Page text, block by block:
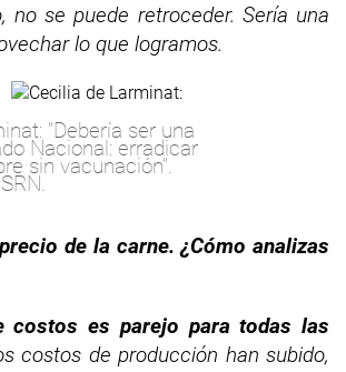
no se puede retroceder. Sería una
lo que logramos.
"Debería ser una
Nacional: erradicar
sin vacunación".
de la carne. ¿Cómo analizas
costos es parejo para todas las
costos de producción han subido,